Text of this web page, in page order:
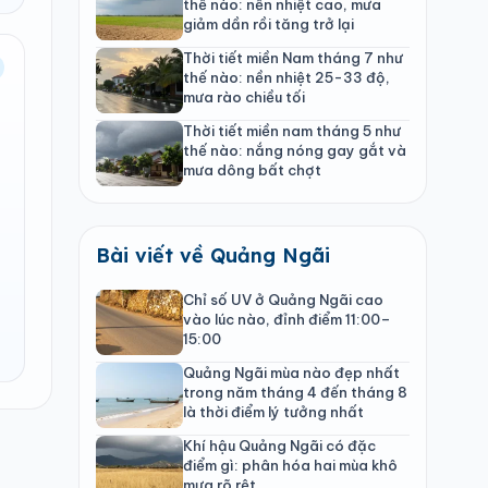
thế nào: nền nhiệt cao, mưa
giảm dần rồi tăng trở lại
Thời tiết miền Nam tháng 7 như
thế nào: nền nhiệt 25-33 độ,
mưa rào chiều tối
Thời tiết miền nam tháng 5 như
thế nào: nắng nóng gay gắt và
mưa dông bất chợt
Bài viết về Quảng Ngãi
Chỉ số UV ở Quảng Ngãi cao
vào lúc nào, đỉnh điểm 11:00–
15:00
Quảng Ngãi mùa nào đẹp nhất
trong năm tháng 4 đến tháng 8
là thời điểm lý tưởng nhất
Khí hậu Quảng Ngãi có đặc
điểm gì: phân hóa hai mùa khô